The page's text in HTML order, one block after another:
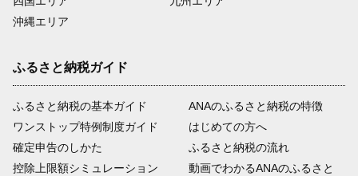
沖縄エリア
ふるさと納税ガイド
ふるさと納税の基本ガイド
ワンストップ特例制度ガイド
確定申告のしかた
控除上限額シミュレーション
ANAのふるさと納税の特徴
はじめての方へ
ふるさと納税の流れ
動画でわかるANAのふるさと